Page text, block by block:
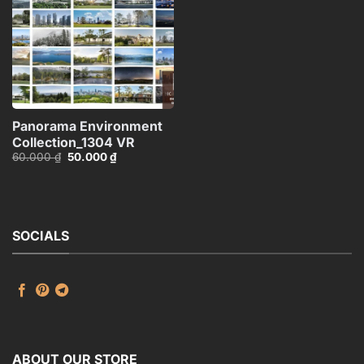
Panorama Environment
Collection_1304 VR
60.000₫ Giá
50.000₫Giá
hiện
SOCIALS
ABOUT OUR STORE